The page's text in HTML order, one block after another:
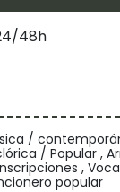
48h
/
/ Popular ,
,
popular